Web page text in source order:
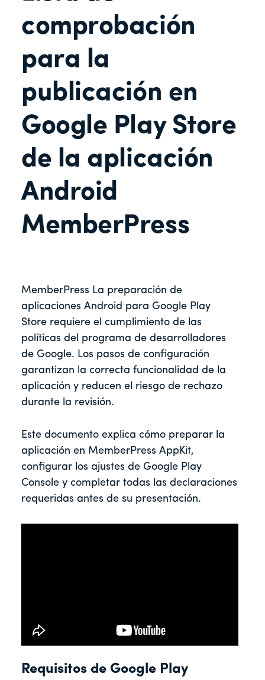
comprobación
para la
publicación en
Google Play Store
de la aplicación
Android
MemberPress
MemberPress La preparación de
aplicaciones Android para Google Play
Store requiere el cumplimiento de las
políticas del programa de desarrolladores
de Google. Los pasos de configuración
garantizan la correcta funcionalidad de la
aplicación y reducen el riesgo de rechazo
durante la revisión.
Este documento explica cómo preparar la
aplicación en MemberPress AppKit,
configurar los ajustes de Google Play
Console y completar todas las declaraciones
requeridas antes de su presentación.
Requisitos de Google Play